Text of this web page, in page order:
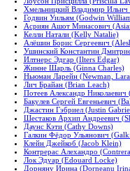
Хмельницкий Владимир
Годвин Уильям (Godwin
Асриян Ашот Минасович
Келли Натали (Kelly Natalie)
Алёшин Борис Сергеевич
Ушинский Константин
Илтнерс Эдгар (Ilters Edgar)
Жинне Шарль (Ginna Charles)
Ньюман Ларейн (Newman,
Лич Брайан (Brian Leach)
Потеев Александр
Бакулев Сергей Евгеньевич
Джастин Гэбриел (Justin
Шестаков Архип Андреевич
Даунс Кэти (Cathy Downs)
Галкин Фёдор Ульянович
Клейн Джейкоб (Jacob Klein)
Контрерас Алехандро
Лок Эдуар (Edouard Locke)
Дорняну Ирина (Dorneanu